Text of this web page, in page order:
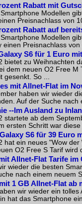
Rabatt mit
Modellen
Preisnachlass von
Rabatt auf
Modellen
Preisnachlass von
S6 für 1 Euro
bietet zu Weihnachten
dem neuen O2 Free
So ...
mit Allnet-Flat im
haben wir wieder
Auf der Suche nach
--Im Ausland zu
ab dem
ersten Schritt war diese
S6 für 39 Euro
hat ein neues "Wow
O2 Free S Tarif wird
Allnet-Flat Tarife
wieder die besten
nach einem neuem
1 GB Allnet-Flat ab
wir wieder ein
hat das Smartphone